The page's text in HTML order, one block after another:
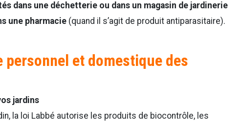
dans une déchetterie ou dans un magasin de jardinerie
une pharmacie(quand il s’agit de produit antiparasitaire).
personnel et domestique des
jardins
la loi Labbé autorise les produits de biocontrôle, les